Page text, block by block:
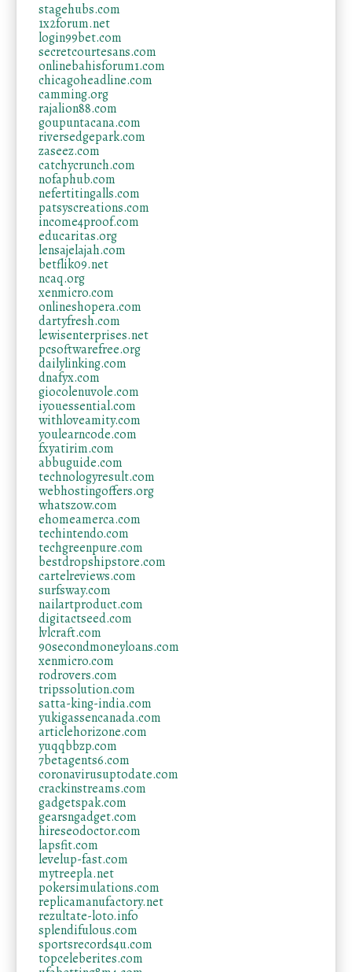
stagehubs.com
1x2forum.net
login99bet.com
secretcourtesans.com
onlinebahisforum1.com
chicagoheadline.com
camming.org
rajalion88.com
goupuntacana.com
riversedgepark.com
zaseez.com
catchycrunch.com
nofaphub.com
nefertitingalls.com
patsyscreations.com
income4proof.com
educaritas.org
lensajelajah.com
betflik09.net
ncaq.org
xenmicro.com
onlineshopera.com
dartyfresh.com
lewisenterprises.net
pcsoftwarefree.org
dailylinking.com
dnafyx.com
giocolenuvole.com
iyouessential.com
withloveamity.com
youlearncode.com
fxyatirim.com
abbuguide.com
technologyresult.com
webhostingoffers.org
whatszow.com
ehomeamerca.com
techintendo.com
techgreenpure.com
bestdropshipstore.com
cartelreviews.com
surfsway.com
nailartproduct.com
digitactseed.com
lvlcraft.com
90secondmoneyloans.com
xenmicro.com
rodrovers.com
tripssolution.com
satta-king-india.com
yukigassencanada.com
articlehorizone.com
yuqqbbzp.com
7betagents6.com
coronavirusuptodate.com
crackinstreams.com
gadgetspak.com
gearsngadget.com
hireseodoctor.com
lapsfit.com
levelup-fast.com
mytreepla.net
pokersimulations.com
replicamanufactory.net
rezultate-loto.info
splendifulous.com
sportsrecords4u.com
topceleberites.com